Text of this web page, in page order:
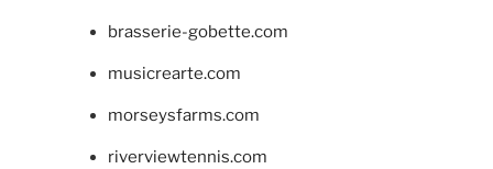
brasserie-gobette.com
musicrearte.com
morseysfarms.com
riverviewtennis.com